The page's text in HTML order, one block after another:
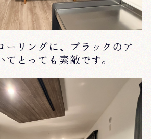
ーリングに、ブラックのア
とっても素敵です。